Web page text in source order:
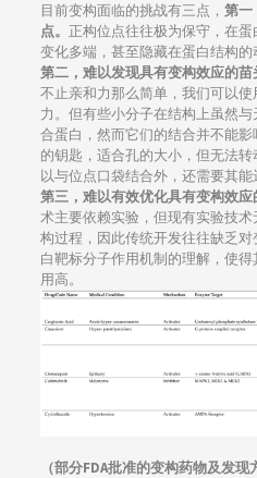
目前变构面临的挑战有三点， 第一
点。 正构位点往往极为保守，在
变化多端，甚至隐藏在蛋白结构的
第二，难以发现具有变构效应的苗
不止亲和力那么简单，我们可以
力。但有些小分子在结构上虽然
合蛋白，然而它们的结合并不能
的钥匙，适合孔的大小，但无法
以与位点口袋结合外，还需要其能
第三，难以有效优化具有变构效应
术主要依赖实验，但现有实验技
构过程，因此传统开发往往缺乏
白靶标分子作用机制的理解，使
用高。
（部分FDA批准的变构药物及发现